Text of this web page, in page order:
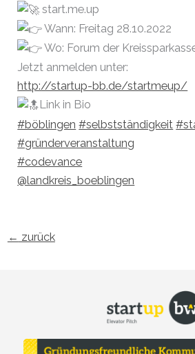
start.me.up
Wann: Freitag 28.10.2022
Wo: Forum der
Jetzt anmelden unter:
http://startup-bb.de/startmeup/
Link in Bio
#böblingen #selbstständigkeit
#gründerveranstaltung
#codevance
@landkreis_boeblingen
← zurück